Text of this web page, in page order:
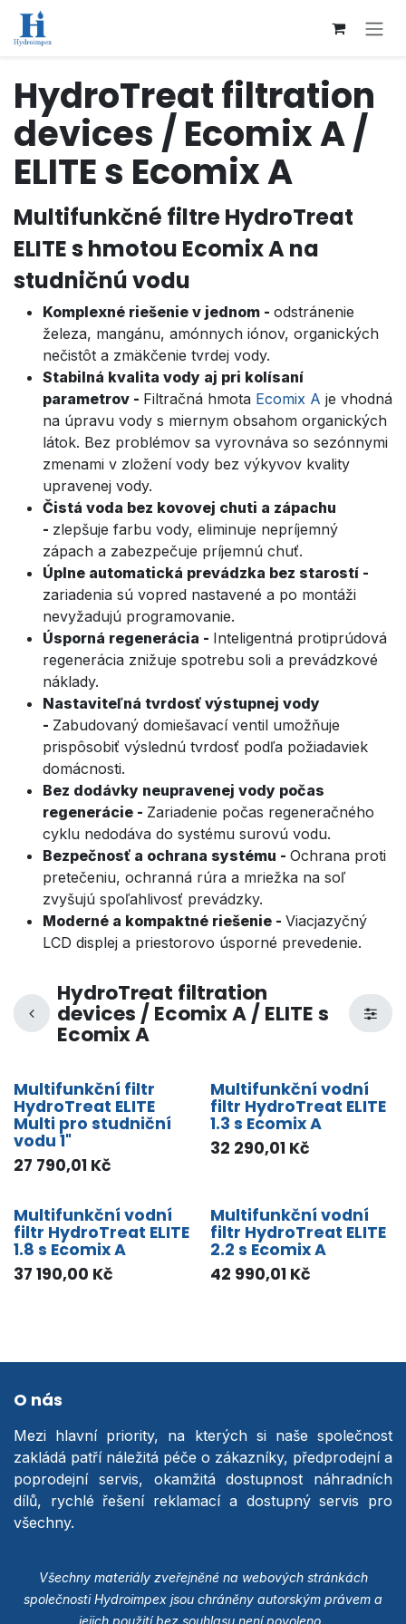
Přejít na obsah
HydroTreat filtration
devices / Ecomix A /
ELITE s Ecomix A
Multifunkčné filtre HydroTreat
ELITE s hmotou Ecomix A na
studničnú vodu
Komplexné riešenie v jednom - odstránenie
železa, mangánu, amónnych iónov, organických
nečistôt a zmäkčenie tvrdej vody.
Stabilná kvalita vody aj pri kolísaní
parametrov - Filtračná hmota Ecomix A je vhodná
na úpravu vody s miernym obsahom organických
látok. Bez problémov sa vyrovnáva so sezónnymi
zmenami v zložení vody bez výkyvov kvality
upravenej vody.
Čistá voda bez kovovej chuti a zápachu
- zlepšuje farbu vody, eliminuje nepríjemný
zápach a zabezpečuje príjemnú chuť.
Úplne automatická prevádzka bez starostí -
zariadenia sú vopred nastavené a po montáži
nevyžadujú programovanie.
Úsporná regenerácia - Inteligentná protiprúdová
regenerácia znižuje spotrebu soli a prevádzkové
náklady.
Nastaviteľná tvrdosť výstupnej vody
- Zabudovaný domiešavací ventil umožňuje
prispôsobiť výslednú tvrdosť podľa požiadaviek
domácnosti.
Bez dodávky neupravenej vody počas
regenerácie - Zariadenie počas regeneračného
cyklu nedodáva do systému surovú vodu.
Bezpečnosť a ochrana systému - Ochrana proti
pretečeniu, ochranná rúra a mriežka na soľ
zvyšujú spoľahlivosť prevádzky.
Moderné a kompaktné riešenie - Viacjazyčný
LCD displej a priestorovo úsporné prevedenie.
HydroTreat filtration
devices / Ecomix A / ELITE s
Ecomix A
Multifunkční filtr
HydroTreat ELITE
Multi pro studniční
vodu 1"
27 790,01 Kč
Multifunkční vodní
filtr HydroTreat ELITE
1.3 s Ecomix A
32 290,01 Kč
Multifunkční vodní
filtr HydroTreat ELITE
1.8 s Ecomix A
37 190,00 Kč
Multifunkční vodní
filtr HydroTreat ELITE
2.2 s Ecomix A
42 990,01 Kč
O nás
Mezi hlavní priority, na kterých si naše společnost
zakládá patří náležitá péče o zákazníky, předprodejní a
poprodejní servis, okamžitá dostupnost náhradních
dílů, rychlé řešení reklamací a dostupný servis pro
všechny.
Všechny materiály zveřejněné na webových stránkách
společnosti Hydroimpex jsou chráněny autorským právem a
jejich použití bez souhlasu není povoleno.